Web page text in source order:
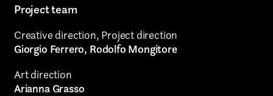
Project team
Creative direction, Project direction
Giorgio Ferrero, Rodolfo Mongitore
Art direction
Arianna Grasso
Other
TYPE OF